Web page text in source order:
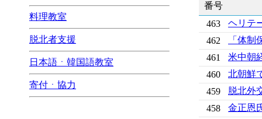
料理教室
脱北者支援
日本語ㆍ韓国語教室
寄付ㆍ協力
番号
463
ヘリテ
462
「体
461
米中朝
460
北朝鮮
459
脱北外
458
金正恩